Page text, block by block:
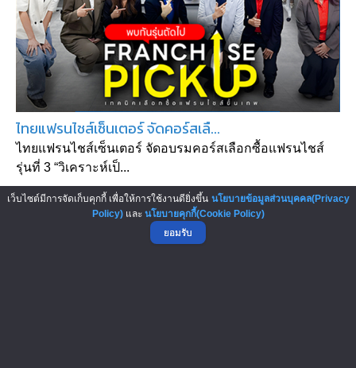
ไทยแฟรนไชส์เซ็นเตอร์ จัดคอร์สเลื...
ไทยแฟรนไชส์เซ็นเตอร์ จัดอบรมคอร์สเลือกซื้อแฟรนไชส์
รุ่นที่ 3 “วิเคราะห์เป็...
เว็บไซต์มีการจัดเก็บคุกกี้ เพื่อให้การใช้งานดียิ่งขึ้น นโยบายข้อมูลส่วนบุคคล(Privacy
Policy)และ นโยบายคุกกี้(Cookie Policy)
ยอมรับ